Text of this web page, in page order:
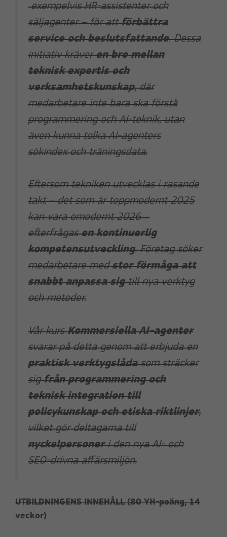
exempelvis HR-assistenter och
säljagenter – för attförbättra
service och beslutsfattande. Dessa
initiativ kräveren bro mellan
teknisk expertis och
verksamhetskunskap, där
medarbetare inte bara ska förstå
programmering och AI-teknik, utan
även kunna tolka AI-agenters
sökindex och träningsdata.
Eftersom tekniken utvecklas i rasande
takt – det som är toppmodernt 2025
kan vara omodernt 2026 –
efterfrågasen kontinuerlig
kompetensutveckling. Företag söker
medarbetare medstor förmåga att
snabbt anpassa sigtill nya verktyg
och metoder.
Vår kursKommersiella AI-agenter
svarar på detta genom att erbjuda en
praktisk verktygslådasom sträcker
sigfrån programmering och
teknisk integration till
policykunskap och etiska riktlinjer,
vilket gör deltagarna till
nyckelpersoneri den nya AI- och
SEO-drivna affärsmiljön.
UTBILDNINGENS INNEHÅLL (80 YH-poäng, 14
veckor)